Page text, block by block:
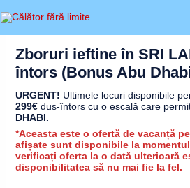
to
Zboruri ieftine în SRI
întors (Bonus Abu
URGENT! Ultimele locuri disponibile
299€dus-întors cu o escală care
DHABI.
*Aceasta este o ofertă de vacanță
afișate sunt disponibile la
verificați oferta la o dată ulterioară
disponibilitatea să nu mai fie la fel.